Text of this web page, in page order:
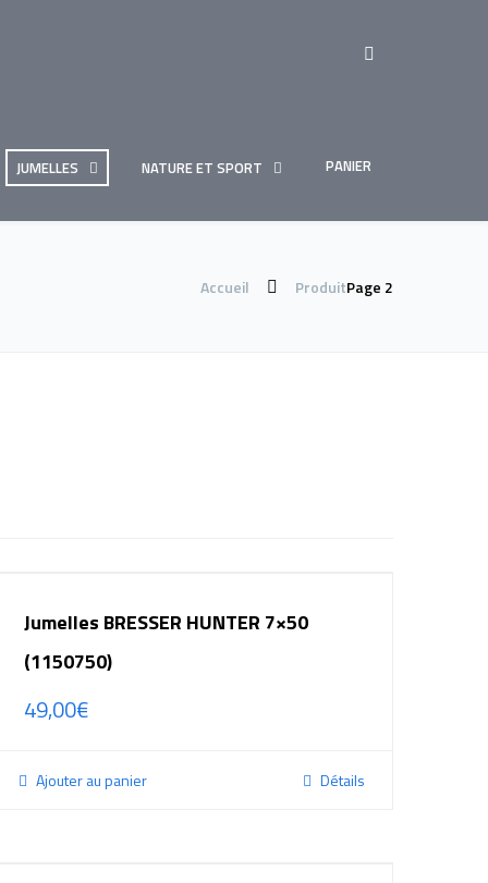
JUMELLES NATURE ET SPORT PANIER
Accueil ProduitPage 2
Jumelles BRESSER HUNTER 7×50
(1150750)
49,00€
Ajouter au panier Détails